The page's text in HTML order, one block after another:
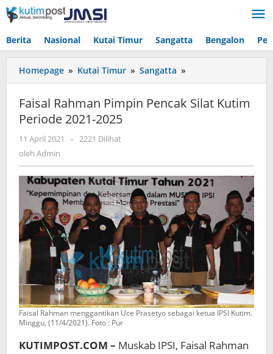
Lewati
ke
Berita Nasional Kutai Timur Sangatta Bengalon
Homepage » Kutai Timur » Sangatta »
Rahman
Pencak
Faisal Rahman Pimpin Pencak Silat Kutim
Periode 2021-2025
11 April 2021
oleh
- 2221 Dilihat
oleh Admin
Faisal Rahman menggantikan Uce Prasetyo sebagai ketua IPSI Kutim.
Minggu, (11/4/2021). Foto : Pur
KUTIMPOST.COM – Muskab IPSI, Faisal Rahman